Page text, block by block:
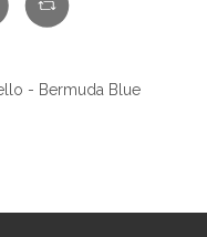
- Bermuda Blue